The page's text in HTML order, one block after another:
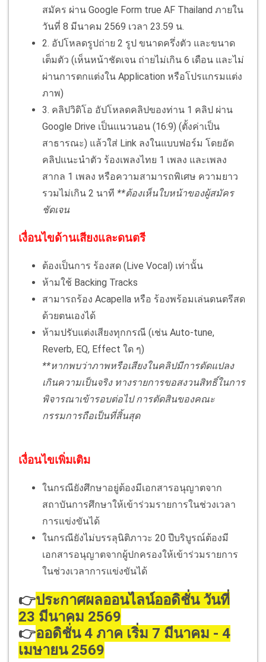
สมัคร ผ่าน Google Form true AF Thailand ภายใน
วันที่ 8 มีนาคม 2569 เวลา 23.59 น.
2. อัปโหลดรูปถ่าย 2 รูป ขนาดครึ่งตัว และขนาด
เต็มตัว (เห็นหน้าชัดเจน ถ่ายไม่เกิน 6 เดือน และไม่
ผ่านการตกแต่งใน Application หรือโปรแกรมแต่ง
ภาพ)
3. คลิปวิดิโอ อัปโหลดคลิปของท่าน 1 คลิป ผ่าน
Google Drive เป็นแนวนอน (16:9) (ตั้งค่าเป็น
สาธารณะ) แล้วใส่ Link ลงในแบบฟอร์ม โดยอัด
คลิปแนะนำตัว ร้องเพลงไทย 1 เพลง และเพลง
สากล 1 เพลง หรือความสามารถพิเศษ ความยาว
รวมไม่เกิน 2 นาที **ต้องเห็นใบหน้าของผู้สมัคร
ชัดเจน
เงื่อนไขด้านเสียงและดนตรี
ต้องเป็นการ ร้องสด (Live Vocal) เท่านั้น
ห้ามใช้ Backing Tracks
สามารถร้อง Acapella หรือ ร้องพร้อมเล่นดนตรีสด
ด้วยตนเองได้
ห้ามปรับแต่งเสียงทุกกรณี (เช่น Auto-tune,
Reverb, EQ, Effect ใด ๆ)
**หากพบว่าภาพหรือเสียงในคลิปมีการดัดแปลง
เกินความเป็นจริง ทางรายการขอสงวนสิทธิ์ในการ
พิจารณาเข้ารอบต่อไป การตัดสินของคณะ
กรรมการถือเป็นที่สิ้นสุด
เงื่อนไขเพิ่มเติม
ในกรณียังศึกษาอยู่ต้องมีเอกสารอนุญาตจาก
สถาบันการศึกษาให้เข้าร่วมรายการในช่วงเวลา
การแข่งขันได้
ในกรณียังไม่บรรลุนิติภาวะ 20 ปีบริบูรณ์ต้องมี
เอกสารอนุญาตจากผู้ปกครองให้เข้าร่วมรายการ
ในช่วงเวลาการแข่งขันได้
👉ประกาศผลออนไลน์ออดิชั่น วันที่
23 มีนาคม 2569
👉ออดิชั่น 4 ภาค เริ่ม 7 มีนาคม - 4
เมษายน 2569